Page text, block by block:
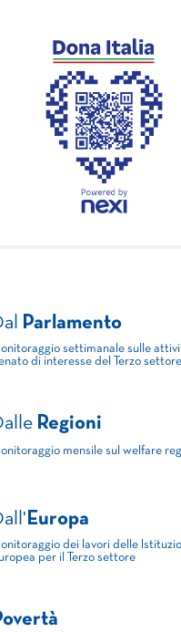
Parlamento
settimanale sulle
di interesse del Terzo settore
Regioni
mensile sul welfare
Europa
dei lavori delle
per il Terzo settore